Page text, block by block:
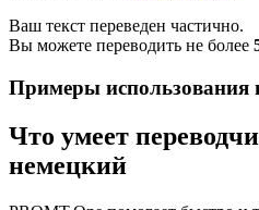
Ваш текст переведен частично.
Вы можете переводить не более
Примеры использования
Что умеет
немецкий